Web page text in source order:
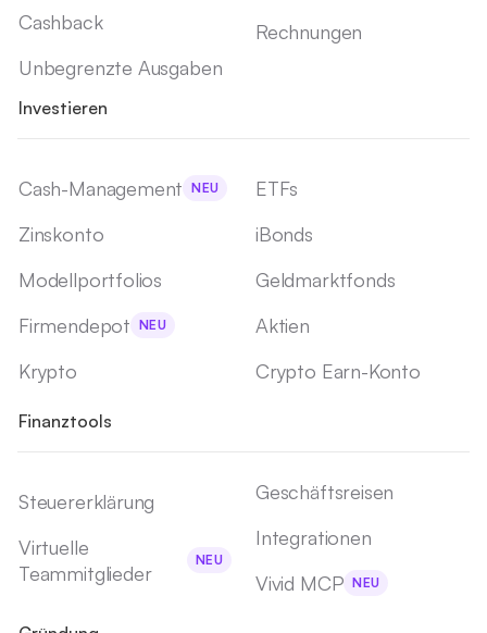
Cashback
Unbegrenzte Ausgaben
Rechnungen
Investieren
Cash-Management NEU
Zinskonto
Modellportfolios
Firmendepot
NEU
Krypto
ETFs
iBonds
Geldmarktfonds
Aktien
Crypto Earn-Konto
Finanztools
Steuererklärung
Virtuelle
Teammitglieder
NEU
Geschäftsreisen
Integrationen
Vivid MCP NEU